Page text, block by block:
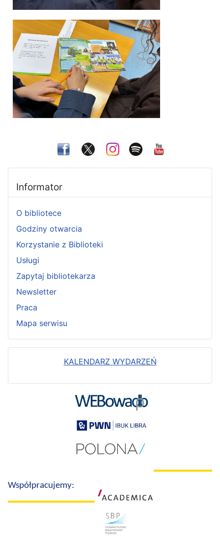
Informator
O bibliotece
Godziny otwarcia
Korzystanie z Biblioteki
Usługi
Zapytaj bibliotekarza
Newsletter
Praca
Mapa serwisu
KALENDARZ WYDARZEŃ
Współpracujemy: